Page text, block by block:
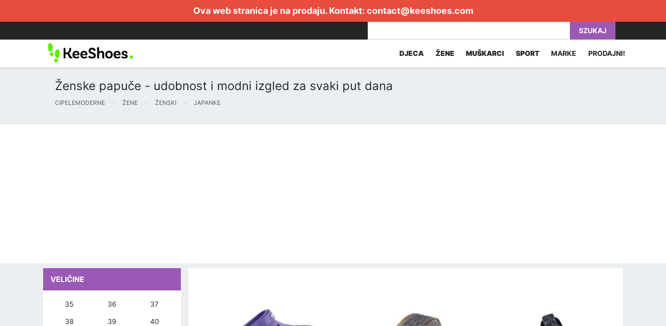
Ova web stranica je na prodaju. Kontakt: contact@keeshoes.com
SZUKAJ
DJECA ŽENE MUŠKARCI SPORT MARKE PRODAJNI!
Ženske papuče - udobnost i modni izgled za svaki put dana
CIPELEMODERNE ŽENE ŽENSKI JAPANKE
VELIČINE
35 36 37
38 39 40